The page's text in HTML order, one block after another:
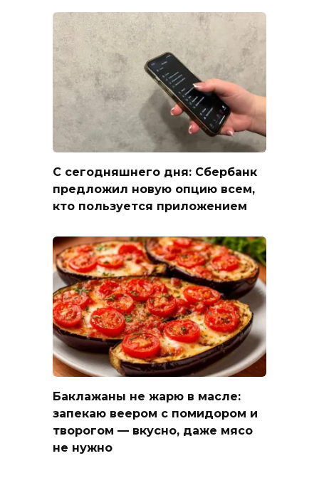
С сегодняшнего дня: Сбербанк
предложил новую опцию всем,
кто пользуется приложением
Баклажаны не жарю в масле:
запекаю веером с помидором и
творогом — вкусно, даже мясо
не нужно